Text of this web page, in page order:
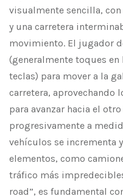
visualmente sencilla,
y una carretera
movimiento. El jugador
(generalmente toques
teclas) para mover a la
carretera, aprovechando
para avanzar hacia el
progresivamente a
vehículos se incrementa
elementos, como
tráfico más
road”, es fundamental